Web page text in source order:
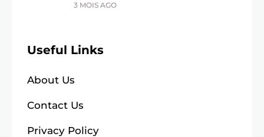
3 MOIS AGO
Useful Links
About Us
Contact Us
Privacy Policy